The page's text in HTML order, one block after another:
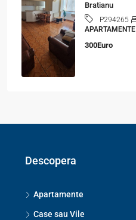
Bratianu
P294265
APARTAMENTE
300Euro
Descopera
Apartamente
Case sau Vile